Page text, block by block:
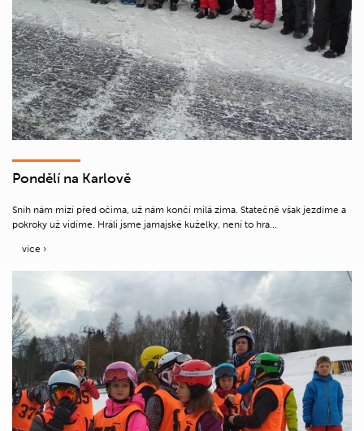
Pondělí na Karlově
Sníh nám mizí před očima, už nám končí milá zima. Statečně však jezdíme a
pokroky už vidíme. Hráli jsme jamajské kuželky, není to hra...
více ›